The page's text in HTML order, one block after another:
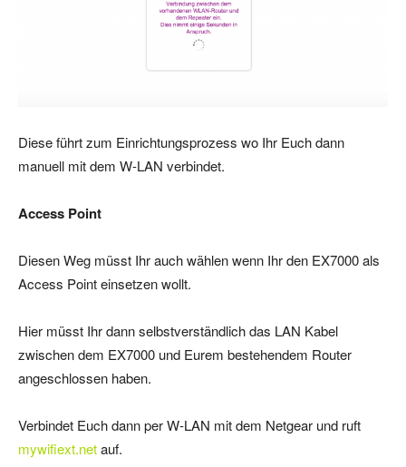
Diese führt zum Einrichtungsprozess wo Ihr Euch dann
manuell mit dem W-LAN verbindet.
Access Point
Diesen Weg müsst Ihr auch wählen wenn Ihr den EX7000 als
Access Point einsetzen wollt.
Hier müsst Ihr dann selbstverständlich das LAN Kabel
zwischen dem EX7000 und Eurem bestehendem Router
angeschlossen haben.
Verbindet Euch dann per W-LAN mit dem Netgear und ruft
mywifiext.netauf.